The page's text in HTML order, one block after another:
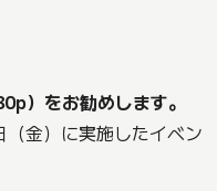
）をお勧めします。
金）に実施したイベン